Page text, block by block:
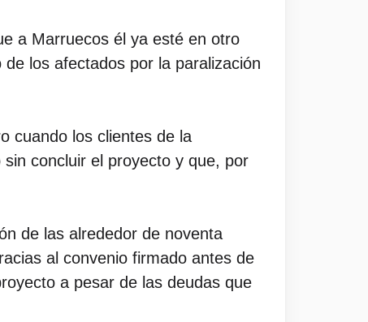
a Marruecos él ya esté en otro
los afectados por la paralización
cuando los clientes de la
concluir el proyecto y que, por
de las alrededor de noventa
al convenio firmado antes de
a pesar de las deudas que